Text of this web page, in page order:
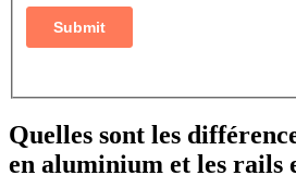
Quelles sont les
en aluminium et les rails